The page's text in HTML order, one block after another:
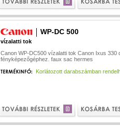
WP-DC 500
vízalatti tok
Canon WP-DC500 vízalatti tok Canon Ixus 330
fényképezőgéphez. faux sac hermes
Korlátozott darabszámban